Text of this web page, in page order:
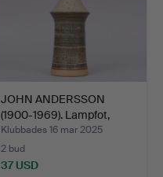
JOHN ANDERSSON
(1900-1969). Lampfot,
beige…
Klubbades 16 mar 2025
2 bud
37 USD